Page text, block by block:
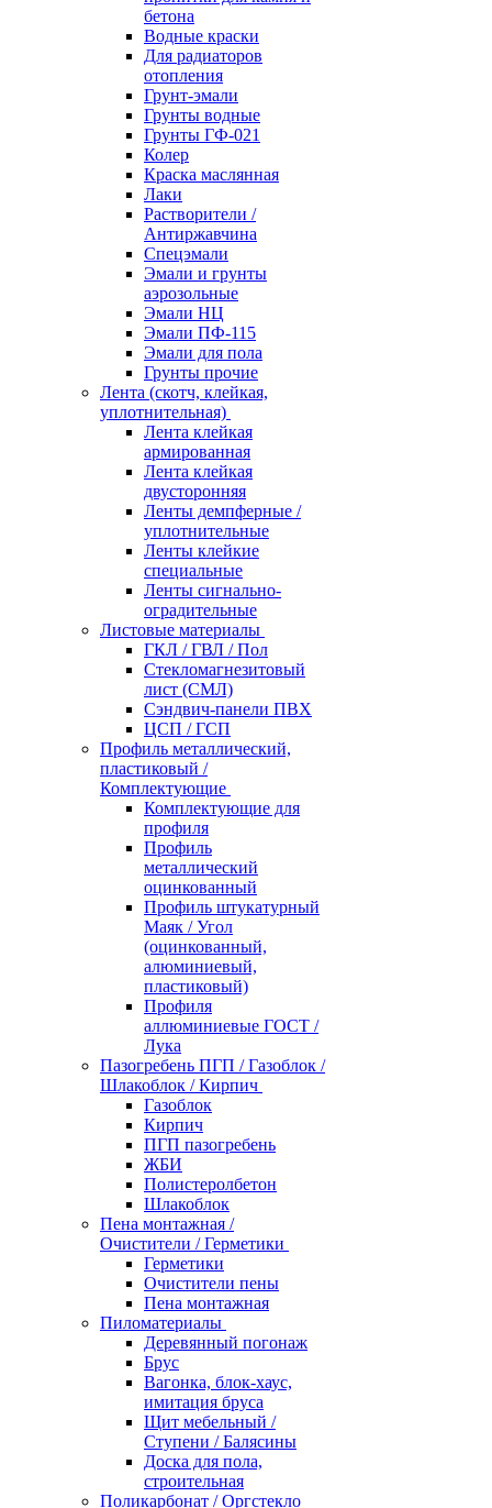
бетона
Водные краски
Для радиаторов
отопления
Грунт-эмали
Грунты водные
Грунты ГФ-021
Колер
Краска маслянная
Лаки
Растворители /
Антиржавчина
Спецэмали
Эмали и грунты
аэрозольные
Эмали НЦ
Эмали ПФ-115
Эмали для пола
Грунты прочие
Лента (скотч, клейкая,
уплотнительная)
Лента клейкая
армированная
Лента клейкая
двусторонняя
Ленты демпферные /
уплотнительные
Ленты клейкие
специальные
Ленты сигнально-
оградительные
Листовые материалы
ГКЛ / ГВЛ / Пол
Стекломагнезитовый
лист (СМЛ)
Сэндвич-панели ПВХ
ЦСП / ГСП
Профиль металлический,
пластиковый /
Комплектующие
Комплектующие для
профиля
Профиль
металлический
оцинкованный
Профиль штукатурный
Маяк / Угол
(оцинкованный,
алюминиевый,
пластиковый)
Профиля
аллюминиевые ГОСТ /
Лука
Пазогребень ПГП / Газоблок /
Шлакоблок / Кирпич
Газоблок
Кирпич
ПГП пазогребень
ЖБИ
Полистеролбетон
Шлакоблок
Пена монтажная /
Очистители / Герметики
Герметики
Очистители пены
Пена монтажная
Пиломатериалы
Деревянный погонаж
Брус
Вагонка, блок-хаус,
имитация бруса
Щит мебельный /
Ступени / Балясины
Доска для пола,
строительная
Поликарбонат / Оргстекло